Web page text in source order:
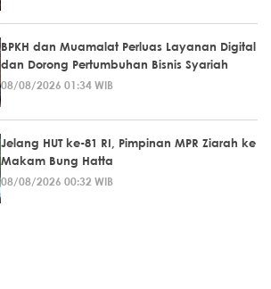
BPKH dan Muamalat Perluas Layanan Digital
dan Dorong Pertumbuhan Bisnis Syariah
08/08/2026 01:34 WIB
Jelang HUT ke-81 RI, Pimpinan MPR Ziarah ke
Makam Bung Hatta
08/08/2026 00:32 WIB